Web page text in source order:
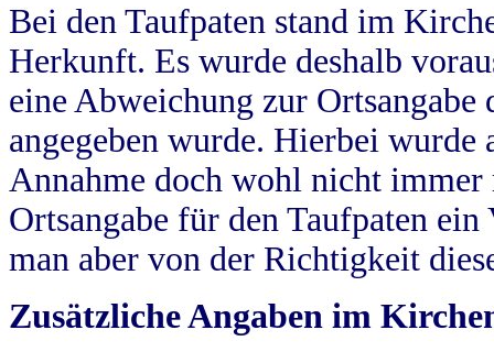
Bei den Taufpaten stand im
Herkunft. Es wurde deshalb
eine Abweichung zur
angegeben wurde. Hierbei wurde
Annahme doch wohl nicht
Ortsangabe für den Taufpaten
man aber von der Richtigkeit
Zusätzliche Angaben im